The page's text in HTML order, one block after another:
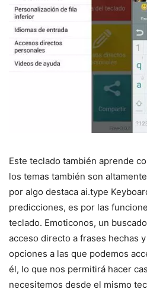
Este teclado también aprende
los temas también son
por algo destaca ai.type
predicciones, es por las
teclado. Emoticonos, un
acceso directo a frases hechas
opciones a las que podemos
él, lo que nos permitirá hacer
necesitemos desde el mismo